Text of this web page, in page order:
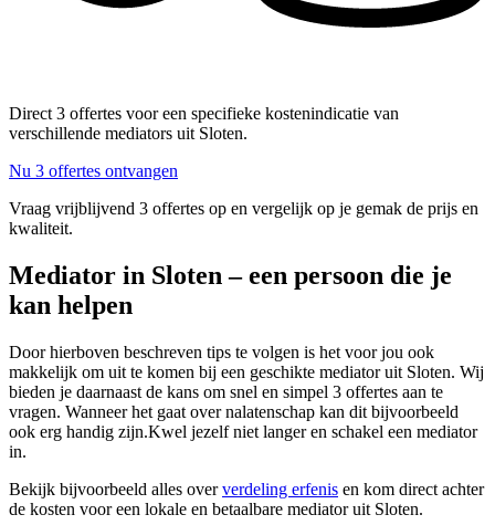
Direct 3 offertes voor een specifieke kostenindicatie van
verschillende mediators uit Sloten.
Nu 3 offertes ontvangen
Vraag vrijblijvend 3 offertes op en vergelijk op je gemak de prijs en
kwaliteit.
Mediator in Sloten – een persoon die je
kan helpen
Door hierboven beschreven tips te volgen is het voor jou ook
makkelijk om uit te komen bij een geschikte mediator uit Sloten. Wij
bieden je daarnaast de kans om snel en simpel 3 offertes aan te
vragen. Wanneer het gaat over nalatenschap kan dit bijvoorbeeld
ook erg handig zijn.Kwel jezelf niet langer en schakel een mediator
in.
Bekijk bijvoorbeeld alles oververdeling erfenis en kom direct achter
de kosten voor een lokale en betaalbare mediator uit Sloten.